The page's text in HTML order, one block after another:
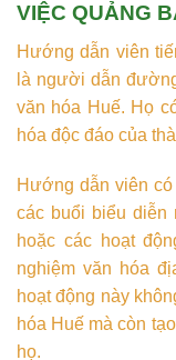
VIỆC QUẢNG
Hướng dẫn viên
là người dẫn
văn hóa Huế. Họ
hóa độc đáo của
Hướng dẫn viên
các buổi biểu diễn
hoặc các hoạt
nghiệm văn hóa
hoạt động này
hóa Huế mà còn
họ.